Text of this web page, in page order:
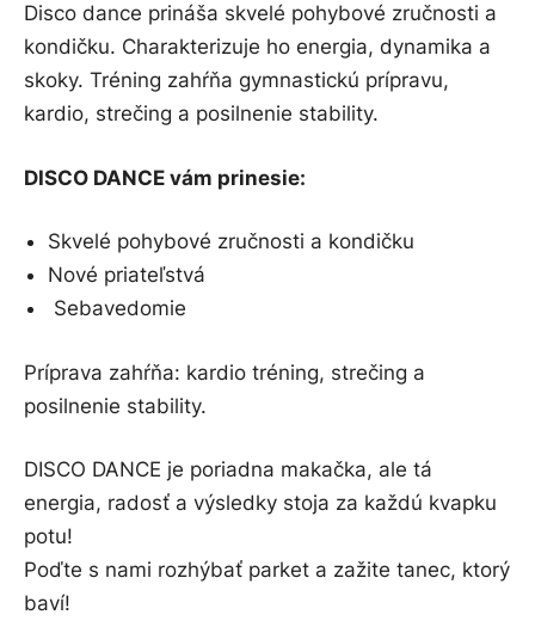
Disco dance prináša skvelé pohybové zručnosti a
kondičku. Charakterizuje ho energia, dynamika a
skoky. Tréning zahŕňa gymnastickú prípravu,
kardio, strečing a posilnenie stability.
DISCO DANCE vám prinesie:
Skvelé pohybové zručnosti a kondičku
Nové priateľstvá
Sebavedomie
Príprava zahŕňa: kardio tréning, strečing a
posilnenie stability.
DISCO DANCE je poriadna makačka, ale tá
energia, radosť a výsledky stoja za každú kvapku
potu!
Poďte s nami rozhýbať parket a zažite tanec, ktorý
baví!